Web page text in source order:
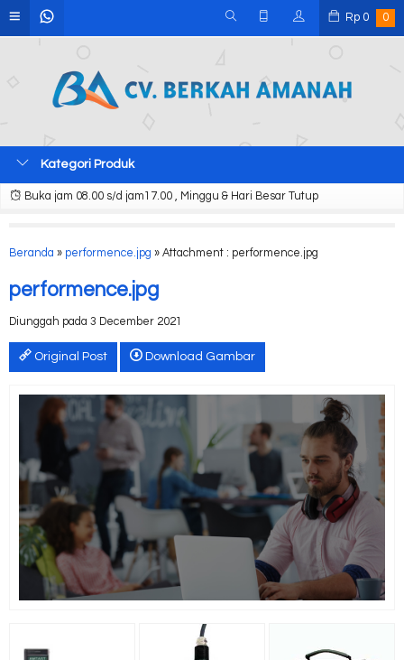
Rp 0 0
Kategori Produk
Buka jam 08.00 s/d jam17.00 , Minggu & Hari Besar Tutup
Beranda » performence.jpg » Attachment : performence.jpg
performence.jpg
Diunggah pada 3 December 2021
Original Post Download Gambar